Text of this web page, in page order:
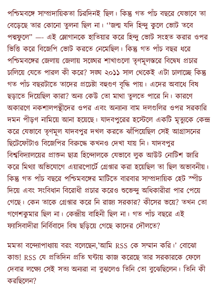
পশ্চিমবঙ্গে সাম্প্রদায়িকতা চিরদিনই ছিল। কিন্তু গত পাঁচ বছরে যেভাবে তা
বেড়েছে তার কোনো তুলনা ছিল না। ‘'জন্ম যদি হিন্দু কুলে ভোট তবে
পদ্মফুলে” —- এই স্লোগানকে হাতিয়ার করে হিন্দু ভোট সংহত করার ওপর
ভিত্তি করে বিজেপি ভোট করতে নেমেছিল। কিন্তু গত পাঁচ বছর ধরে
পশ্চিমবঙ্গের জেলায় জেলায় সঙ্ঘের শাখাগুলো তৃণমূলস্তরে বিদ্বেষ প্রচার
চালিয়ে যেতে পারল কী করে? সঙ্ঘ ২০১১ সাল থেকেই এটা চালাচ্ছে কিন্তু
গত পাঁচ বছরটাতে তাদের প্রচেষ্টা বহুগুণ বৃদ্ধি পায়। এদের অবাধে বিষ
ছড়াতে দিয়েছিল কারা? অন্য কেউ তো মাথা তুলতে পারে নি। কারণে
অকারণে নকশালপন্থীদের ওপর এবং অন্যান্য বাম দলগুলির ওপর সরকারি
দমন পীড়ণ নামিয়ে আনা হয়েছে। যাদবপুরের হস্টেলে একটি মৃত্যুকে কেন্দ্র
করে যেভাবে তৃণমূল যাদবপুর দখল করতে ঝাঁপিয়েছিল সেই আগ্রাসনের
ছিটেফোঁটাও বিজেপির বিরুদ্ধে কখনও দেখা যায় নি। যাদবপুর
বিশ্ববিদ্যালয়ের প্রাক্তন ছাত্র হিন্দোলকে যেভাবে লুক আউট নোটিশ জারি
করে মিথ্যা অভিযোগে এয়ারপোর্টে গ্রেপ্তার করা হয়েছিল তা ছিল অভাবনীয়।
কিন্তু গত পাঁচ বছরে পশ্চিমবঙ্গের মাটিতে বারবার সাম্প্রদায়িক হেট স্পীচ
দিয়ে এবং সংবিধান বিরোধী প্রচার করেও শুভেন্দু অধিকারীরা পার পেয়ে
গেছে। কেন তাকে গ্রেপ্তার করে নি রাজ্য সরকার? কীসের ভয়ে? তখন তো
গণেশকুমার ছিল না। কেন্দ্রীয় বাহিনী ছিল না। গত পাঁচ বছরে এই
ফ্যাসিবাদীরা নির্বিবাদে বিষ ছড়িয়ে গেছে কাদের দৌলতে?
মমতা বন্দ্যোপাধ্যায় বরং বলেছেন,’আমি RSS কে সম্মান করি।’ বোঝো
কান্ড! RSS যে প্রতিদিন প্রতি ঘন্টায় কাজ করেছে তার সরকারকে ফেলে
দেবার লক্ষ্যে সেই সত্য অন্যরা না বুঝলেও তিনি তো বুঝেছিলেন। তিনি কী
করছিলেন?